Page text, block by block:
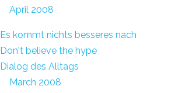
April 2008
Es kommt nichts besseres nach
Don't believe the hype
Dialog des Alltags
March 2008